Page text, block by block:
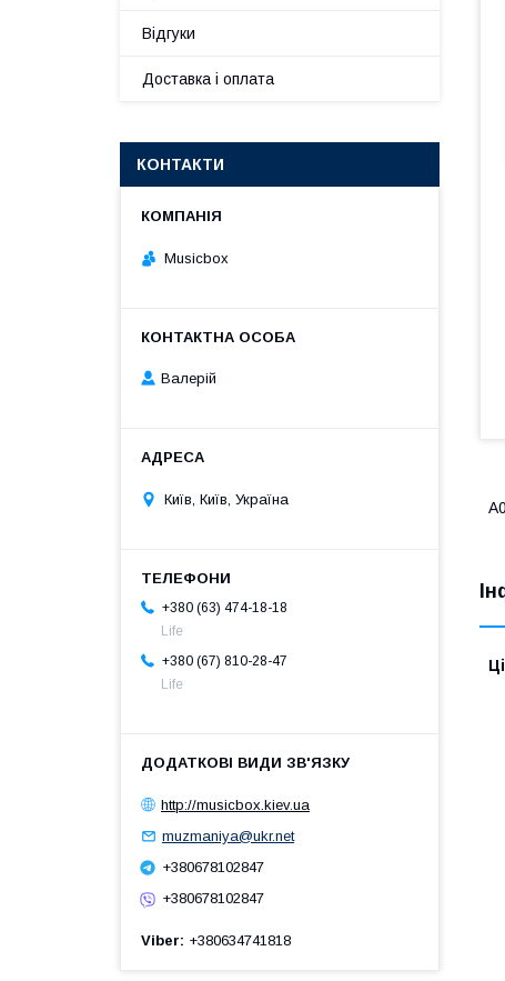
Відгуки
Доставка і оплата
КОНТАКТИ
Musicbox
Валерій
Київ, Київ, Україна
+380 (63) 474-18-18
Life
+380 (67) 810-28-47
Life
http://musicbox.kiev.ua
muzmaniya@ukr.net
+380678102847
+380678102847
Viber +380634741818